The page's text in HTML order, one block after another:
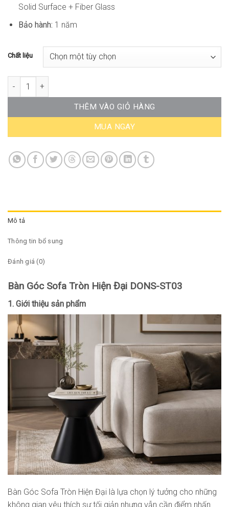
Solid Surface + Fiber Glass
Bảo hành: 1 năm
Chất liệu
Bàn Góc Sofa Tròn Hiện Đại DONS-ST03 số lượng
THÊM VÀO GIỎ HÀNG
MUA NGAY
Mô tả
Thông tin bổ sung
Đánh giá (0)
Bàn Góc Sofa Tròn Hiện Đại DONS-ST03
1. Giới thiệu sản phẩm
Bàn Góc Sofa Tròn Hiện Đại là lựa chọn lý tưởng cho những
không gian yêu thích sự tối giản nhưng vẫn cần điểm nhấn